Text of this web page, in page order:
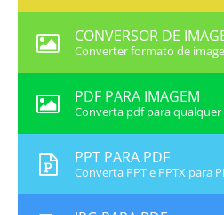
CONVERSOR DE
Converter formato de
PDF PARA IMAGEM
Converta pdf para
PPT PARA PDF
Converta PPT e PPTX para